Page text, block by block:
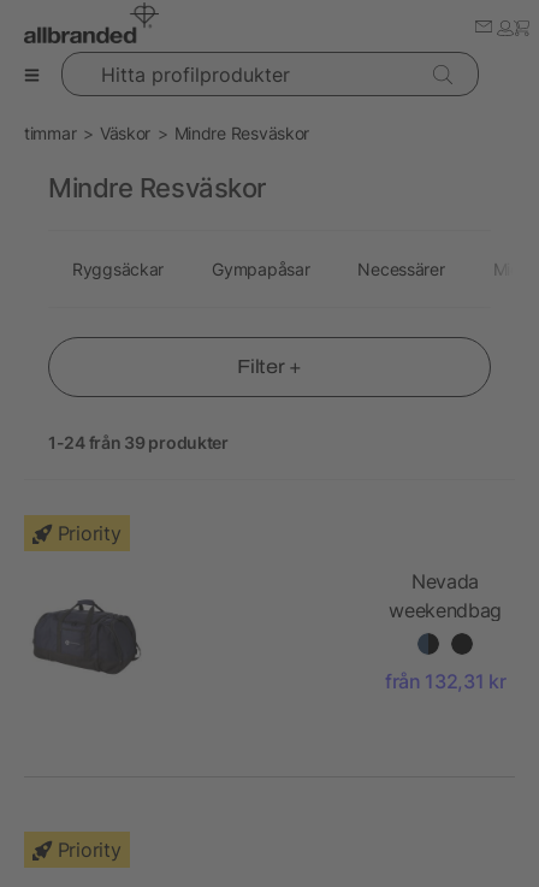
Hitta profilprodukter
timmar Väskor Mindre Resväskor
Filter +
1-24 från 39 produkter
Priority
Nevada
weekendbag
från 132,31 kr
Priority
Mindre Resväskor
Ryggsäckar Gympapåsar Necessärer